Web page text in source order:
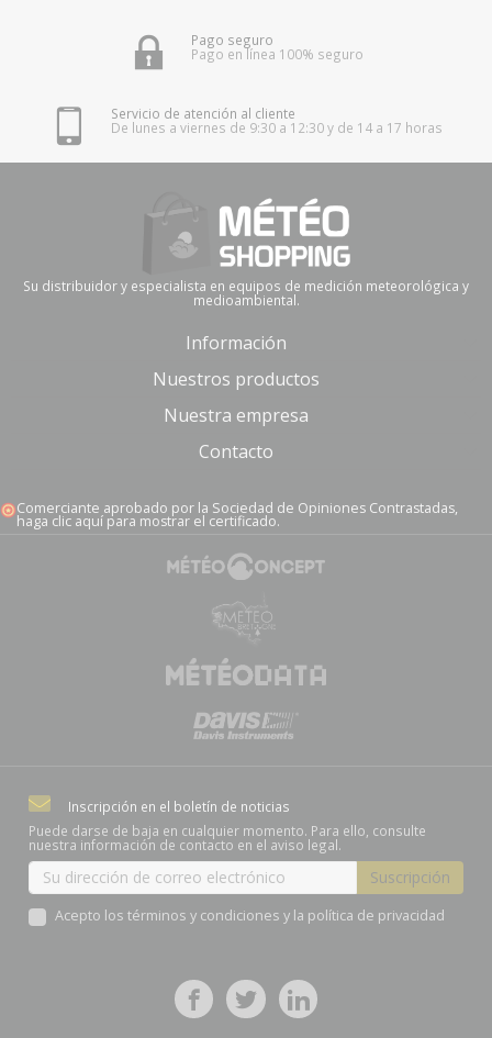
Pago seguro
Pago en línea 100% seguro
Servicio de atención al cliente
De lunes a viernes de 9:30 a 12:30 y de 14 a 17 horas
Su distribuidor y especialista en equipos de medición meteorológica y
medioambiental.
Información
Nuestros productos
Nuestra empresa
Contacto
Comerciante aprobado por la Sociedad de Opiniones Contrastadas,
haga clic aquí para mostrar el certificado.
Inscripción en el boletín de noticias
Puede darse de baja en cualquier momento. Para ello, consulte
nuestra información de contacto en el aviso legal.
Acepto los términos y condiciones y la política de privacidad